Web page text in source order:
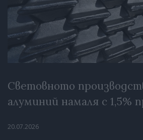
Световното
алуминий намаля с 1,5%
20.07.2026